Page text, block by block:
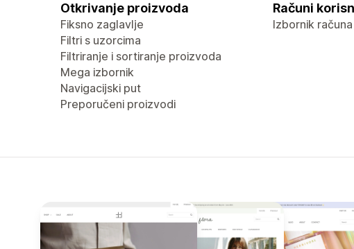
Otkrivanje proizvoda
Fiksno zaglavlje
Filtri s uzorcima
Filtriranje i sortiranje proizvoda
Mega izbornik
Navigacijski put
Preporučeni proizvodi
Računi
Izbornik računa